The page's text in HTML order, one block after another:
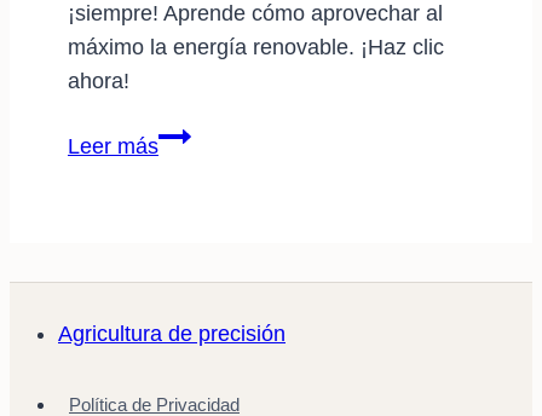
¡siempre! Aprende cómo aprovechar al
máximo la energía renovable. ¡Haz clic
ahora!
Leer másAlmacenamiento
para
energía
Agricultura de precisión
Política de Privacidad